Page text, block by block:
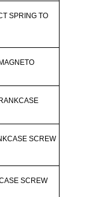
SPRING TO
SCREW
SCREW